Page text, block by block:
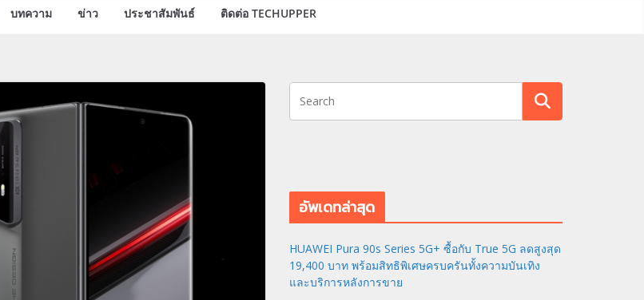
บทความ ข่าว ประชาสัมพันธ์ ติดต่อ TECHUPPER
อัพเดทล่าสุด
HUAWEI Pura 90s Series 5G+ ซื้อกับ True 5G ลดสูงสุด
19,400 บาท พร้อมสิทธิพิเศษครบครันทั้งความบันเทิง
และบริการหลังการขาย